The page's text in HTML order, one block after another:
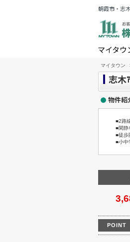
朝霞市・志
マイタウ
マイタウン
志
物件紹
■2路
■閑静
■徒歩
■小中
POINT